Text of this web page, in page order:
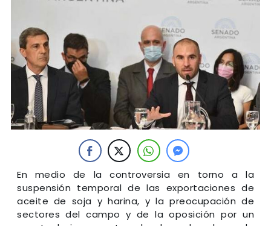
En medio de la controversia en torno a la
suspensión temporal de las exportaciones de
aceite de soja y harina, y la preocupación de
sectores del campo y de la oposición por un